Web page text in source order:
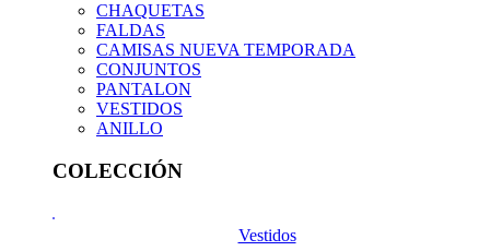
CHAQUETAS
FALDAS
CAMISAS NUEVA TEMPORADA
CONJUNTOS
PANTALON
VESTIDOS
ANILLO
COLECCIÓN
Vestidos